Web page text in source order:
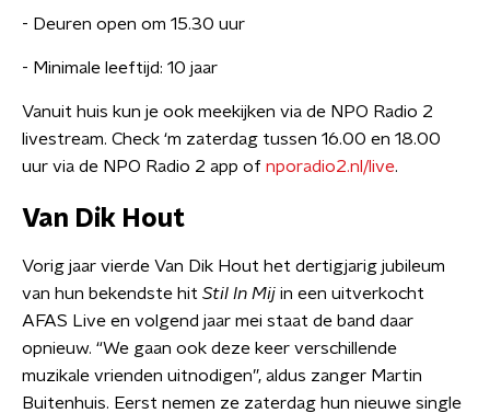
- Deuren open om 15.30 uur
- Minimale leeftijd: 10 jaar
Vanuit huis kun je ook meekijken via de NPO Radio 2
livestream. Check ‘m zaterdag tussen 16.00 en 18.00
uur via de NPO Radio 2 app of nporadio2.nl/live.
Van Dik Hout
Vorig jaar vierde Van Dik Hout het dertigjarig jubileum
van hun bekendste hit Stil In Mij in een uitverkocht
AFAS Live en volgend jaar mei staat de band daar
opnieuw. “We gaan ook deze keer verschillende
muzikale vrienden uitnodigen”, aldus zanger Martin
Buitenhuis. Eerst nemen ze zaterdag hun nieuwe single